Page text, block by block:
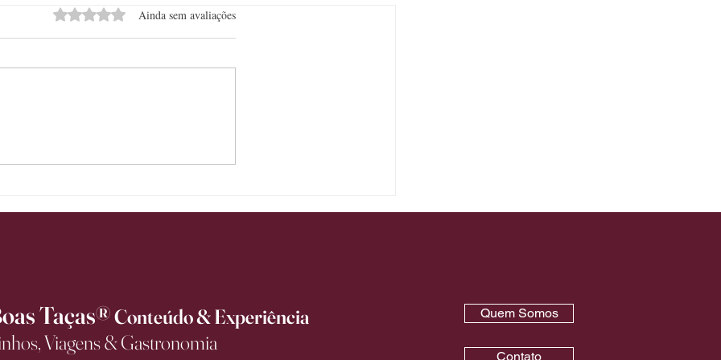
de 2026
Avaliado com 0 de 5 estrelas.
Ainda sem avaliações
Taças®Conteúdo & Experiência
Viagens & Gastronomia
Quem Somos
Contato